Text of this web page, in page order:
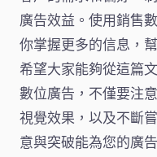
廣告效益。使用銷售
你掌握更多的信息，
希望大家能夠從這篇
數位廣告，不僅要注
視覺效果，以及不斷
意與突破能為您的廣